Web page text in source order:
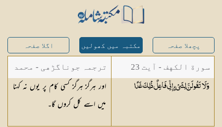
پچھلا صفحہ مکتبہ میں کھولیں اگلا صفحہ
سورة الكهف - آیت 23
وَلَا تَقُولَنَّ لِشَيْءٍ إِنِّي فَاعِلٌ ذَٰلِكَغَدًا
ترجمہ جوناگڑھی - محمد
جونا گڑھی
اور ہرگز ہرگز کسی کام پر یوں نہ کہنا
میں اسے کل کروں گا۔